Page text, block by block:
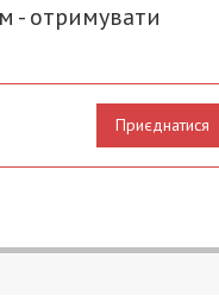
- отримувати
Приєднатися